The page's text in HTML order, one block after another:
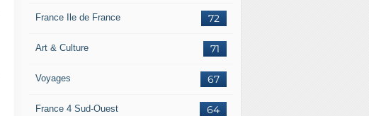
72
France Ile de France
71
Art & Culture
67
Voyages
64
France 4 Sud-Ouest